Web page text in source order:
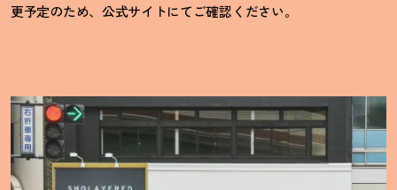
更予定のため、公式サイトにてご確認ください。